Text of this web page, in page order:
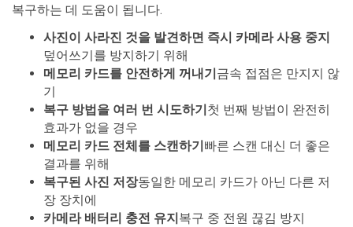
복구하는 데 도움이 됩니다.
사진이 사라진 것을 발견하면 즉시 카메라 사용 중지
덮어쓰기를 방지하기 위해
메모리 카드를 안전하게 꺼내기 금속 접점은 만지지 않
기
복구 방법을 여러 번 시도하기 첫 번째 방법이 완전히
효과가 없을 경우
메모리 카드 전체를 스캔하기 빠른 스캔 대신 더 좋은
결과를 위해
복구된 사진 저장동일한 메모리 카드가 아닌 다른 저
장 장치에
카메라 배터리 충전 유지 복구 중 전원 끊김 방지